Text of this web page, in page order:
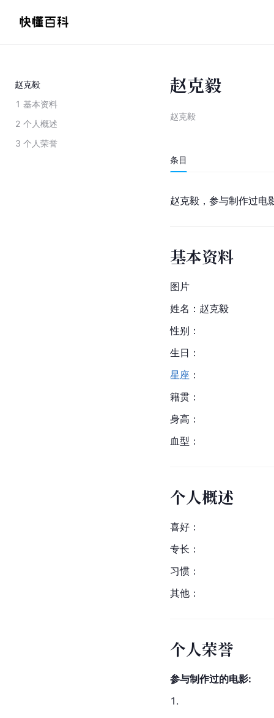
赵克毅
1 基本资料
2 个人概述
3 个人荣誉
赵克毅
赵克毅
条目
赵克毅，参与制作过电
基本资料
图片
姓名：赵克毅
性别：
生日：
星座 ：
籍贯：
身高：
血型：
个人概述
喜好：
专长：
习惯：
其他：
个人荣誉
参与制作过的电影: